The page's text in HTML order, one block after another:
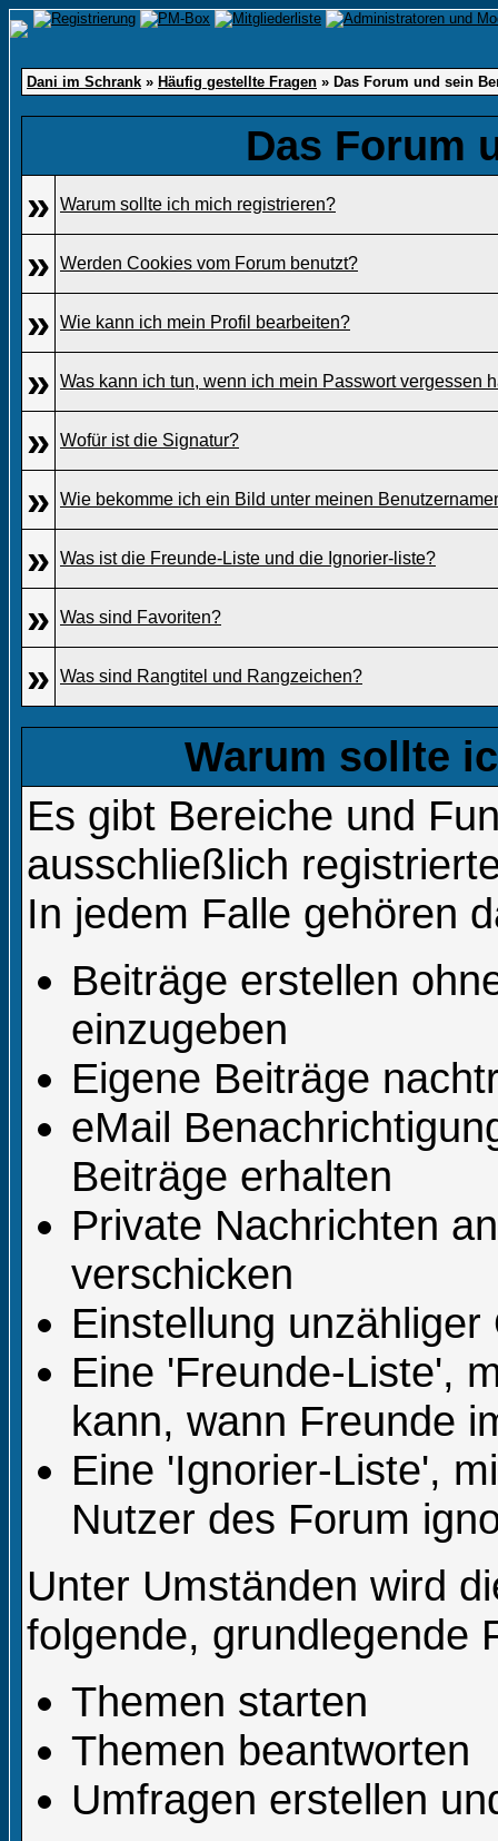
Dani im Schrank » Häufig gestellte Fragen » Das Forum und sein
Das Forum
» Warum sollte ich mich registrieren?
» Werden Cookies vom Forum benutzt?
» Wie kann ich mein Profil bearbeiten?
» Was kann ich tun, wenn ich mein Passwort vergessen
» Wofür ist die Signatur?
» Wie bekomme ich ein Bild unter meinen
» Was ist die Freunde-Liste und die Ignorier-liste?
» Was sind Favoriten?
» Was sind Rangtitel und Rangzeichen?
Warum sollte
Es gibt Bereiche und
ausschließlich
In jedem Falle gehören
Beiträge erstellen
einzugeben
Eigene Beiträge
eMail
Beiträge erhalten
Private Nachrichten
verschicken
Einstellung
Eine 'Freunde-Liste',
kann, wann Freunde
Eine 'Ignorier-Liste',
Nutzer des Forum
Unter Umständen wird
folgende, grundlegende
Themen starten
Themen beantworten
Umfragen erstellen